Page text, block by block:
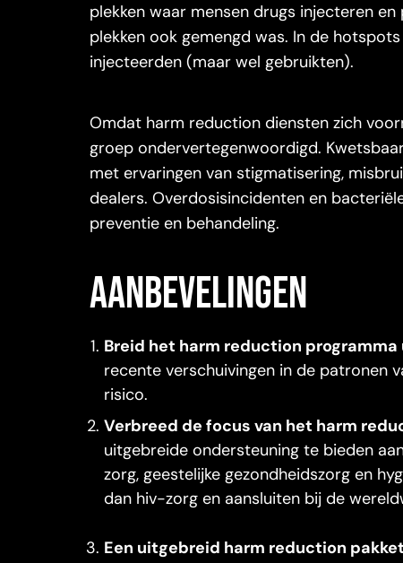
plekken waar mensen drugs injecteren
plekken ook gemengd was. In de
injecteerden (maar wel gebruikten).
Omdat harm reduction diensten zich
groep ondervertegenwoordigd.
met ervaringen van stigmatisering,
dealers. Overdosisincidenten en
preventie en behandeling.
Aanbevelingen
Breid het harm reduction programma
recente verschuivingen in de patronen
risico.
Verbreed de focus van het harm
uitgebreide ondersteuning te bieden
zorg, geestelijke gezondheidszorg en
dan hiv-zorg en aansluiten bij de
Een uitgebreid harm reduction